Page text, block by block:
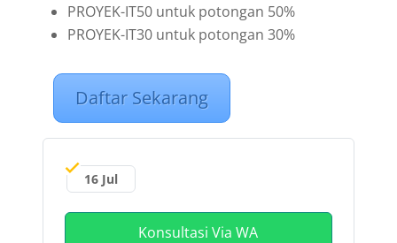
PROYEK-IT50 untuk potongan 50%
PROYEK-IT30 untuk potongan 30%
Daftar Sekarang
16 Jul
Konsultasi Via WA